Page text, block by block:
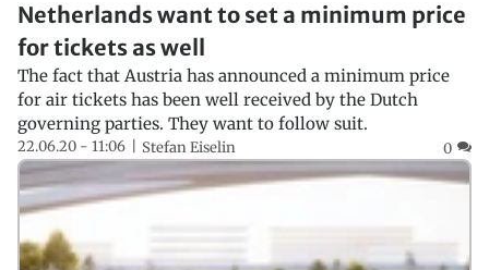
Netherlands want to set a minimum price
for tickets as well
The fact that Austria has announced a minimum price
for air tickets has been well received by the Dutch
governing parties. They want to follow suit.
22.06.20 - 11:06 Stefan Eiselin 0